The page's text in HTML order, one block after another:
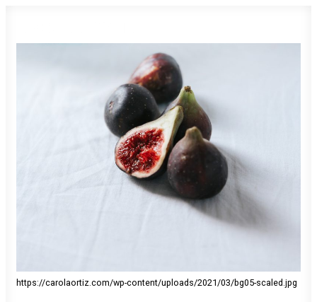
https://carolaortiz.com/wp-content/uploads/2021/03/bg05-scaled.jpg